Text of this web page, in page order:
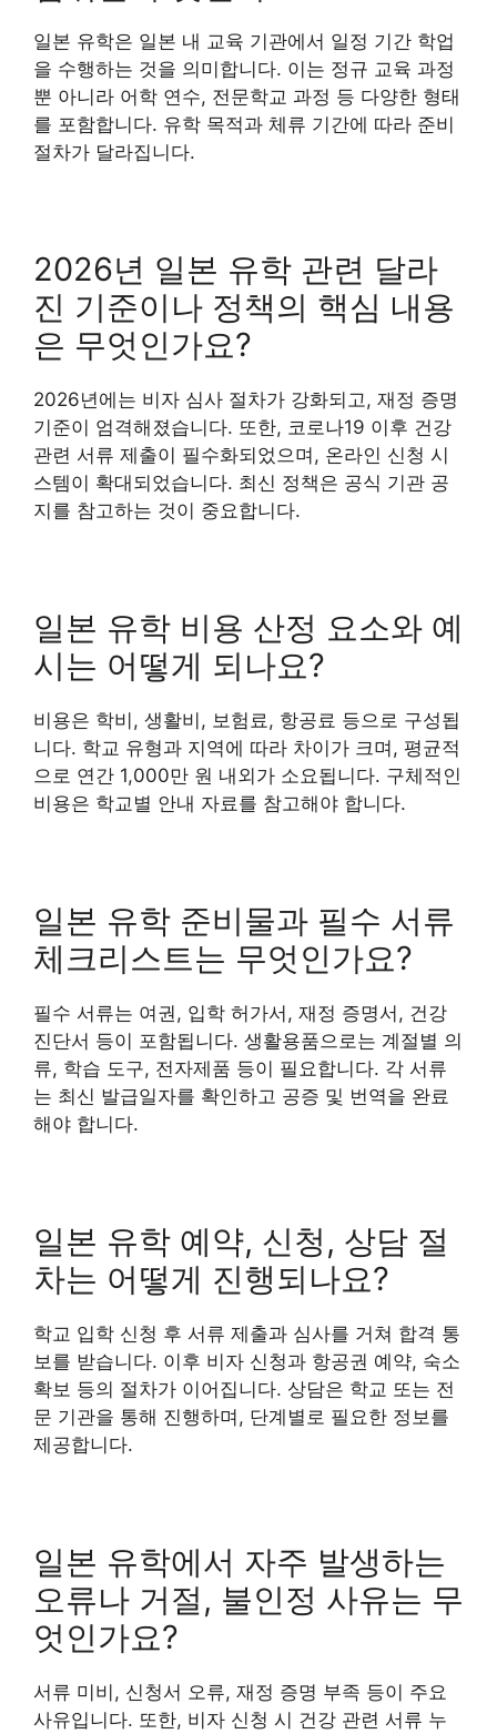
일본 유학은 일본 내 교육 기관에서 일정 기간 학업
을 수행하는 것을 의미합니다. 이는 정규 교육 과정
뿐 아니라 어학 연수, 전문학교 과정 등 다양한 형태
를 포함합니다. 유학 목적과 체류 기간에 따라 준비
절차가 달라집니다.
2026년 일본 유학 관련 달라
진 기준이나 정책의 핵심 내용
은 무엇인가요?
2026년에는 비자 심사 절차가 강화되고, 재정 증명
기준이 엄격해졌습니다. 또한, 코로나19 이후 건강
관련 서류 제출이 필수화되었으며, 온라인 신청 시
스템이 확대되었습니다. 최신 정책은 공식 기관 공
지를 참고하는 것이 중요합니다.
일본 유학 비용 산정 요소와 예
시는 어떻게 되나요?
비용은 학비, 생활비, 보험료, 항공료 등으로 구성됩
니다. 학교 유형과 지역에 따라 차이가 크며, 평균적
으로 연간 1,000만 원 내외가 소요됩니다. 구체적인
비용은 학교별 안내 자료를 참고해야 합니다.
일본 유학 준비물과 필수 서류
체크리스트는 무엇인가요?
필수 서류는 여권, 입학 허가서, 재정 증명서, 건강
진단서 등이 포함됩니다. 생활용품으로는 계절별 의
류, 학습 도구, 전자제품 등이 필요합니다. 각 서류
는 최신 발급일자를 확인하고 공증 및 번역을 완료
해야 합니다.
일본 유학 예약, 신청, 상담 절
차는 어떻게 진행되나요?
학교 입학 신청 후 서류 제출과 심사를 거쳐 합격 통
보를 받습니다. 이후 비자 신청과 항공권 예약, 숙소
확보 등의 절차가 이어집니다. 상담은 학교 또는 전
문 기관을 통해 진행하며, 단계별로 필요한 정보를
제공합니다.
일본 유학에서 자주 발생하는
오류나 거절, 불인정 사유는 무
엇인가요?
서류 미비, 신청서 오류, 재정 증명 부족 등이 주요
사유입니다. 또한, 비자 신청 시 건강 관련 서류 누